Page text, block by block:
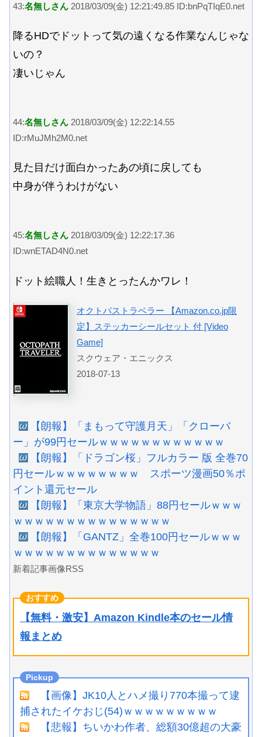
43:名無しさん 2018/03/09(金) 12:21:49.85 ID:bnPqTIqE0.net
降るHDでドットって気の遠くなる作業なんじゃな
いの？
凄いじゃん
44:名無しさん 2018/03/09(金) 12:22:14.55
ID:rMuJMh2M0.net
見た目だけ面白かったあの頃に戻しても
中身が伴うわけがない
45:名無しさん 2018/03/09(金) 12:22:17.36
ID:wnETAD4N0.net
ドット絵職人！生きとったんかワレ！
オクトパストラベラー 【Amazon.co.jp限
定】ステッカーシールセット 付 [Video
Game]
スクウェア・エニックス
2018-07-13
【朗報】「まもって守護月天」「クローバ
ー」が99円セールｗｗｗｗｗｗｗｗｗｗｗｗ
【朗報】「ドラゴン桜」フルカラー 版 全巻70
円セールｗｗｗｗｗｗｗｗ スポーツ漫画50％ポ
イント還元セール
【朗報】「東京大学物語」88円セールｗｗｗ
ｗｗｗｗｗｗｗｗｗｗｗｗｗｗｗ
【朗報】「GANTZ」全巻100円セールｗｗｗ
ｗｗｗｗｗｗｗｗｗｗｗｗｗｗ
新着記事画像RSS
【無料・激安】Amazon Kindle本のセール情
報まとめ
【画像】JK10人とハメ撮り770本撮って逮
捕されたイケおじ(54)ｗｗｗｗｗｗｗｗｗ
【悲報】ちいかわ作者、総額30億超の大豪